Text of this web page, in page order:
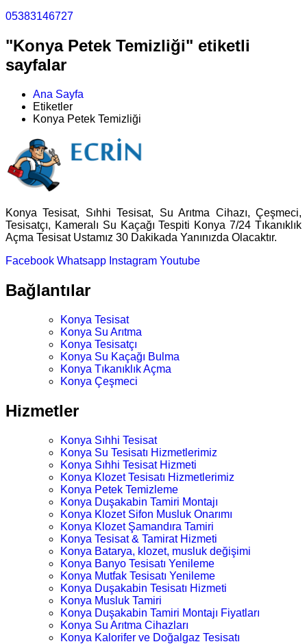
05383146727
"Konya Petek Temizliği" etiketli
sayfalar
Ana Sayfa
Etiketler
Konya Petek Temizliği
Konya Tesisat, Sıhhi Tesisat, Su Arıtma Cihazı, Çeşmeci,
Tesisatçı, Kameralı Su Kaçağı Tespiti Konya 7/24 Tıkanıklık
Açma Tesisat Ustamız 30 Dakikada Yanınızda Olacaktır.
Facebook Whatsapp Instagram Youtube
Bağlantılar
Konya Tesisat
Konya Su Arıtma
Konya Tesisatçı
Konya Su Kaçağı Bulma
Konya Tıkanıklık Açma
Konya Çeşmeci
Hizmetler
Konya Sıhhi Tesisat
Konya Su Tesisatı Hizmetlerimiz
Konya Sıhhi Tesisat Hizmeti
Konya Klozet Tesisatı Hizmetlerimiz
Konya Petek Temizleme
Konya Duşakabin Tamiri Montajı
Konya Klozet Sifon Musluk Onarımı
Konya Klozet Şamandıra Tamiri
Konya Tesisat & Tamirat Hizmeti
Konya Batarya, klozet, musluk değişimi
Konya Banyo Tesisatı Yenileme
Konya Mutfak Tesisatı Yenileme
Konya Duşakabin Tesisatı Hizmeti
Konya Musluk Tamiri
Konya Duşakabin Tamiri Montajı Fiyatları
Konya Su Arıtma Cihazları
Konya Kalorifer ve Doğalgaz Tesisatı